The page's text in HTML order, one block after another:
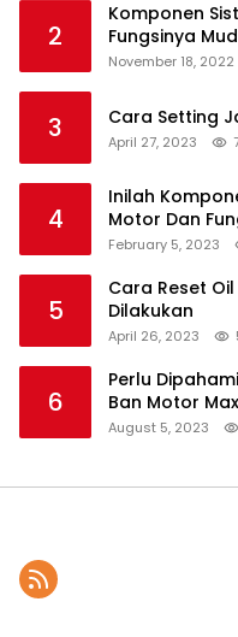
2
Komponen
Fungsinya
November 18, 2022
3 Cara Setting
April 27, 2023
4
Inilah
Motor Dan
February 5, 2023
5
Cara Reset
Dilakukan
April 26, 2023
6
Perlu
Ban Motor
August 5, 2023